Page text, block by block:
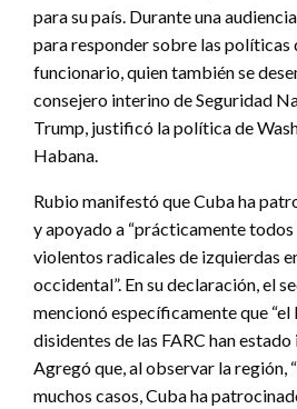
para su país. Durante una
para responder sobre las políticas
funcionario, quien también se
consejero interino de Seguridad
Trump, justificó la política de
Habana.
Rubio manifestó que Cuba ha
y apoyado a “prácticamente
violentos radicales de izquierdas
occidental”. En su declaración, el
mencionó específicamente que “el
disidentes de las FARC han estado
Agregó que, al observar la región,
muchos casos, Cuba ha